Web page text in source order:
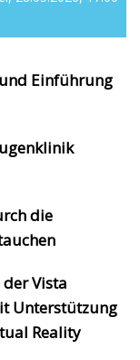
Einführung
die
Vista
Unterstützung
Reality